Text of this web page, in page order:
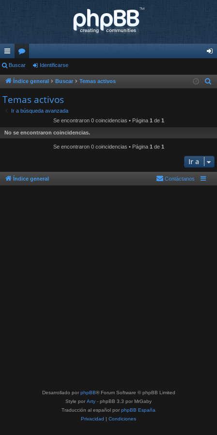
nl
ac
es
rá
do
or
os nti
Buscar Identificarse
Índice general Buscar Temas activos
Temas activos
Ir a búsqueda avanzada
Se encontraron 0 coincidencias • Página 1 de 1
No se encontraron coincidencias.
Se encontraron 0 coincidencias • Página 1 de 1
Ir a
Índice general Contáctanos
Desarrollado por phpBB® Forum Software © phpBB Limited
Style por Arty - phpBB 3.3 por MrGaby
Traducción al español por phpBB España
Privacidad | Condiciones